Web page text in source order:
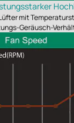
mit
Geräusch-